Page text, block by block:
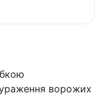
ворожих